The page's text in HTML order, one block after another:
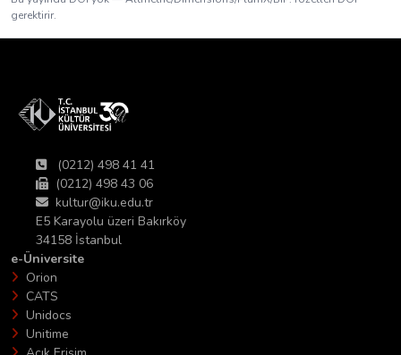
gerektirir.
(0212) 498 41 41
(0212) 498 43 06
kultur@iku.edu.tr
E5 Karayolu üzeri Bakırköy
34158 İstanbul
e-Üniversite
Orion
CATS
Unidocs
Unitime